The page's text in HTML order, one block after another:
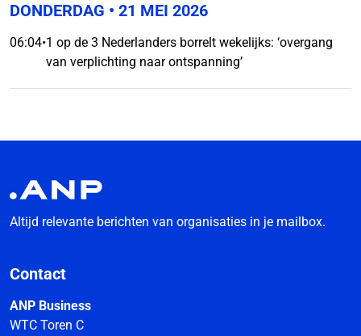
DONDERDAG • 21 MEI 2026
06:04•1 op de 3 Nederlanders borrelt wekelijks: ‘overgang
van verplichting naar ontspanning’
Altijd relevante berichten van organisaties in je mailbox.
Contact
ANP Business
WTC Toren C